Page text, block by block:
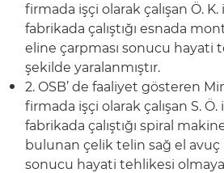
firmada işçi olarak çalışan Ö. K.
fabrikada çalıştığı esnada
eline çarpması sonucu hayati
şekilde yaralanmıştır.
2. OSB’ de faaliyet gösteren
firmada işçi olarak çalışan S. Ö.
fabrikada çalıştığı spiral
bulunan çelik telin sağ el avuç
sonucu hayati tehlikesi